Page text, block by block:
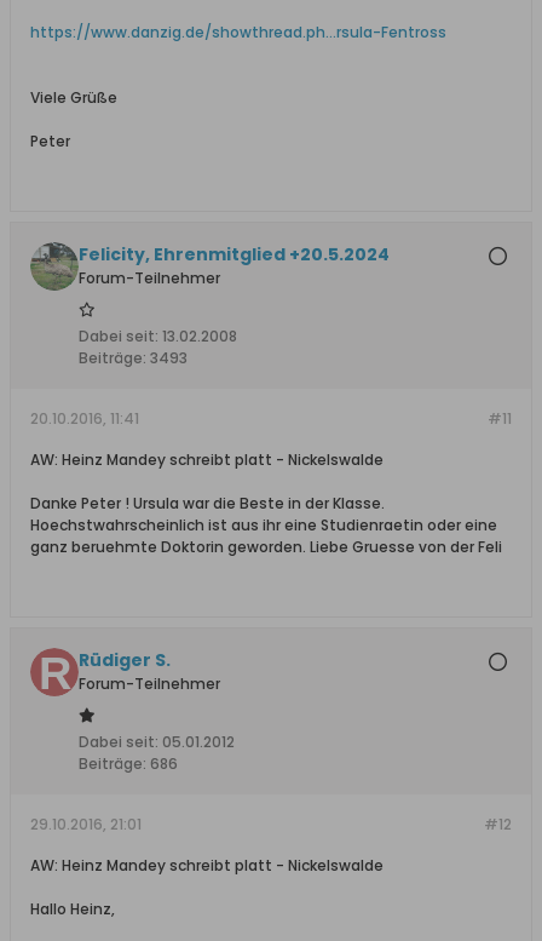
https://www.danzig.de/showthread.ph...rsula-Fentross
Viele Grüße
Peter
Felicity, Ehrenmitglied +20.5.2024
Forum-Teilnehmer
Dabei seit: 13.02.2008
Beiträge: 3493
#11
20.10.2016, 11:41
AW: Heinz Mandey schreibt platt - Nickelswalde
Danke Peter ! Ursula war die Beste in der Klasse.
Hoechstwahrscheinlich ist aus ihr eine Studienraetin oder eine
ganz beruehmte Doktorin geworden. Liebe Gruesse von der Feli
Rüdiger S.
Forum-Teilnehmer
Dabei seit: 05.01.2012
Beiträge: 686
#12
29.10.2016, 21:01
AW: Heinz Mandey schreibt platt - Nickelswalde
Hallo Heinz,